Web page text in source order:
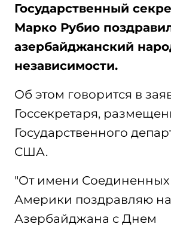
Государственный
Марко Рубио
азербайджанский
независимости.
Об этом говорится в
Госсекретаря,
Государственного
США.
"От имени
Америки поздравляю
Азербайджана с Днем